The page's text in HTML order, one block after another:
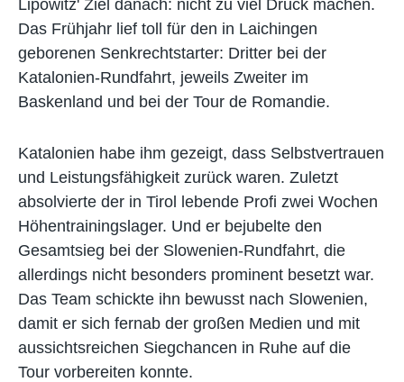
Lipowitz' Ziel danach: nicht zu viel Druck machen.
Das Frühjahr lief toll für den in Laichingen
geborenen Senkrechtstarter: Dritter bei der
Katalonien-Rundfahrt, jeweils Zweiter im
Baskenland und bei der Tour de Romandie.
Katalonien habe ihm gezeigt, dass Selbstvertrauen
und Leistungsfähigkeit zurück waren. Zuletzt
absolvierte der in Tirol lebende Profi zwei Wochen
Höhentrainingslager. Und er bejubelte den
Gesamtsieg bei der Slowenien-Rundfahrt, die
allerdings nicht besonders prominent besetzt war.
Das Team schickte ihn bewusst nach Slowenien,
damit er sich fernab der großen Medien und mit
aussichtsreichen Siegchancen in Ruhe auf die
Tour vorbereiten konnte.